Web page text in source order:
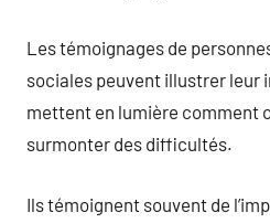
Les témoignages de
sociales peuvent illustrer leur
mettent en lumière comment
surmonter des difficultés.
Ils témoignent souvent de